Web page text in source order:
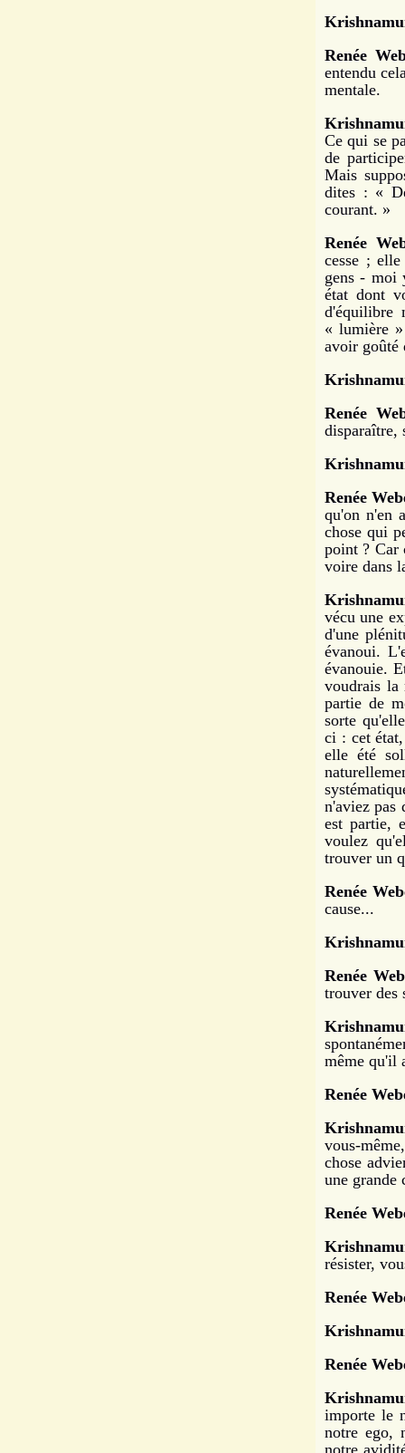
Renée
entendu
mentale.
Ce qui se
de
Mais
dites : «
courant. »
Renée
cesse ;
gens - moi
état dont
d'équilibre
« lumière
avoir goûté
Renée
disparaître,
Renée
qu'on n'en
chose qui
point ? Car
voire dans
vécu une
d'une
évanoui.
évanouie.
voudrais la
partie de
sorte
ci : cet
elle été
n'aviez pas
est partie,
voulez
trouver un
Renée
cause...
Renée
trouver des
même qu'il
Renée
vous-
chose
une grande
Renée
résister,
Renée
Renée
importe le
notre ego,
notre